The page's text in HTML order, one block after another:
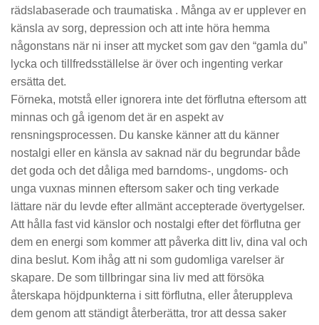
rädslabaserade och traumatiska . Många av er upplever en
känsla av sorg, depression och att inte höra hemma
någonstans när ni inser att mycket som gav den “gamla du”
lycka och tillfredsställelse är över och ingenting verkar
ersätta det.
Förneka, motstå eller ignorera inte det förflutna eftersom att
minnas och gå igenom det är en aspekt av
rensningsprocessen. Du kanske känner att du känner
nostalgi eller en känsla av saknad när du begrundar både
det goda och det dåliga med barndoms-, ungdoms- och
unga vuxnas minnen eftersom saker och ting verkade
lättare när du levde efter allmänt accepterade övertygelser.
Att hålla fast vid känslor och nostalgi efter det förflutna ger
dem en energi som kommer att påverka ditt liv, dina val och
dina beslut. Kom ihåg att ni som gudomliga varelser är
skapare. De som tillbringar sina liv med att försöka
återskapa höjdpunkterna i sitt förflutna, eller återuppleva
dem genom att ständigt återberätta, tror att dessa saker